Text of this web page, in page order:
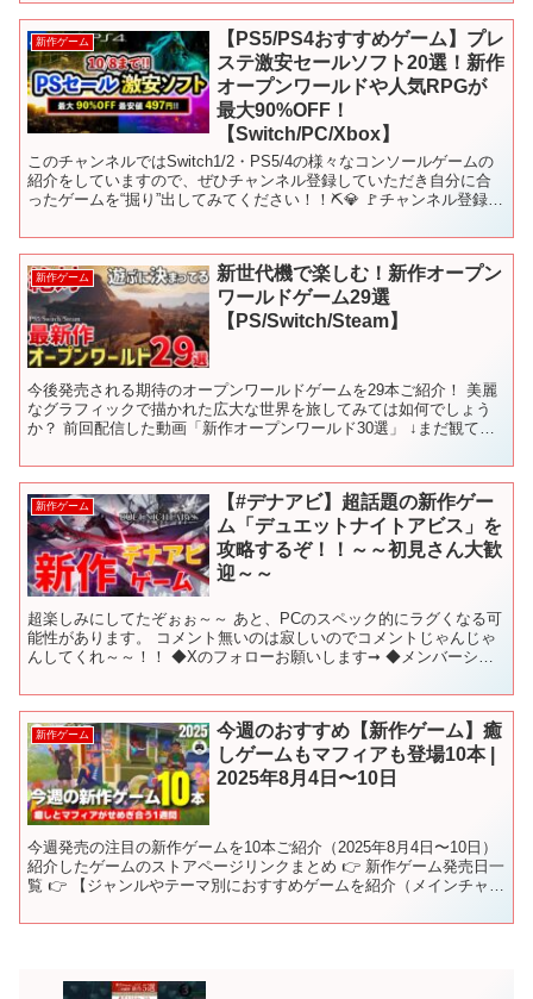
新作ゲーム
【PS5/PS4おすすめゲーム】プレ
ステ激安セールソフト20選！新作
オープンワールドや人気RPGが
最大90%OFF！
【Switch/PC/Xbox】
このチャンネルではSwitch1/2・PS5/4の様々なコンソールゲームの
紹介をしていますので、ぜひチャンネル登録していただき自分に合
ったゲームを“掘り”出してみてください！！⛏️💎 🚩チャンネル登録は
新作ゲーム
新世代機で楽しむ！新作オープン
ワールドゲーム29選
【PS/Switch/Steam】
今後発売される期待のオープンワールドゲームを29本ご紹介！ 美麗
なグラフィックで描かれた広大な世界を旅してみては如何でしょう
か？ 前回配信した動画「新作オープンワールド30選」 ↓まだ観てな
新作ゲーム
【#デナアビ】超話題の新作ゲー
ム「デュエットナイトアビス」を
攻略するぞ！！～～初見さん大歓
迎～～
超楽しみにしてたぞぉぉ～～ あと、PCのスペック的にラグくなる可
能性があります。 コメント無いのは寂しいのでコメントじゃんじゃ
んしてくれ～～！！ ◆Xのフォローお願いします➞ ◆メンバーシっ
新作ゲーム
今週のおすすめ【新作ゲーム】癒
しゲームもマフィアも登場10本 |
2025年8月4日〜10日
今週発売の注目の新作ゲームを10本ご紹介（2025年8月4日〜10日）
紹介したゲームのストアページリンクまとめ 👉 新作ゲーム発売日一
覧 👉 【ジャンルやテーマ別におすすめゲームを紹介（メインチャン